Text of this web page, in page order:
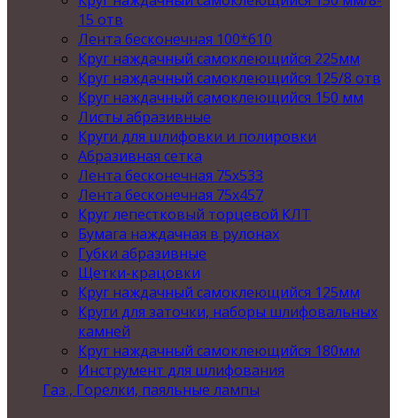
15 отв
Лента бесконечная 100*610
Круг наждачный самоклеющийся 225мм
Круг наждачный самоклеющийся 125/8 отв
Круг наждачный самоклеющийся 150 мм
Листы абразивные
Круги для шлифовки и полировки
Абразивная сетка
Лента бесконечная 75х533
Лента бесконечная 75х457
Круг лепестковый торцевой КЛТ
Бумага наждачная в рулонах
Губки абразивные
Щетки-крацовки
Круг наждачный самоклеющийся 125мм
Круги для заточки, наборы шлифовальных
камней
Круг наждачный самоклеющийся 180мм
Инструмент для шлифования
Газ , Горелки, паяльные лампы